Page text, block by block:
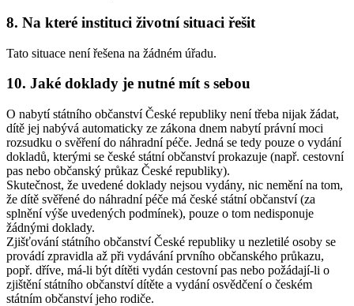
8. Na které instituci životní situaci řešit
Tato situace není řešena na žádném úřadu.
10. Jaké doklady je nutné mít s sebou
O nabytí státního občanství České republiky není třeba nijak žádat,
dítě jej nabývá automaticky ze zákona dnem nabytí právní moci
rozsudku o svěření do náhradní péče. Jedná se tedy pouze o vydání
dokladů, kterými se české státní občanství prokazuje (např. cestovní
pas nebo občanský průkaz České republiky).
Skutečnost, že uvedené doklady nejsou vydány, nic nemění na tom,
že dítě svěřené do náhradní péče má české státní občanství (za
splnění výše uvedených podmínek), pouze o tom nedisponuje
žádnými doklady.
Zjišťování státního občanství České republiky u nezletilé osoby se
provádí zpravidla až při vydávání prvního občanského průkazu,
popř. dříve, má-li být dítěti vydán cestovní pas nebo požádají-li o
zjištění státního občanství dítěte a vydání osvědčení o českém
státním občanství jeho rodiče.